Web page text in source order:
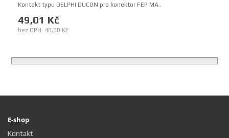
Kontakt typu DELPHI DUCON pro konektor FEP MA..
49,01 Kč
bez DPH: 40,50 Kč
E-shop
Kontakt